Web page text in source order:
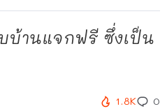
บ้านแจกฟรี ซึ่งเป็น
1.8K 0